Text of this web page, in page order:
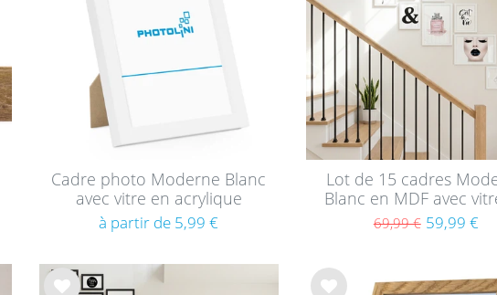
Cadre photo Moderne Blanc
avec vitre en acrylique
à partir de 5,99 €
hait
s
Lot de 15 cadres
Blanc en MDF avec
acrylique
69,99 € 59,99 €